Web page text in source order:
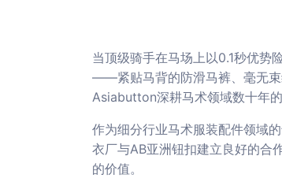
当顶级骑手在马场上以0.1秒优势
——紧贴马背的防滑马裤、毫无束
Asiabutton深耕马术领域数十年的
作为细分行业马术服装配件领域
衣厂与AB亚洲钮扣建立良好的合
的价值。